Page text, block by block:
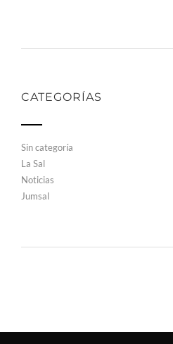
CATEGORÍAS
Sin categoría
La Sal
Noticias
Jumsal